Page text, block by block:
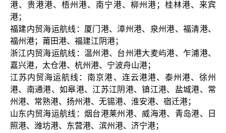
港、贵港港、梧州港、南宁港、柳州港；桂林港、来宾
港；
福建内贸海运航线：厦门港、漳州港、泉州港、福清港、
福州港；莆田港、福建江阴港；
浙江内贸海运航线：温州港、台州港大麦屿港、乍浦港、
嘉兴港，太仓港、杭州港、宁波舟山港；
江苏内贸海运航线：南京港、连云港港、泰州港、徐州
港、南通港、如皋港、江苏江阴港、镇江港、盐城港、常
州港、常熟港、扬州港、无锡港、淮安港、宿迁港；
山东内贸海运航线：烟台港莱州港、威海港、青岛港、日
照港、潍坊港、东营港、滨州港、济宁港；